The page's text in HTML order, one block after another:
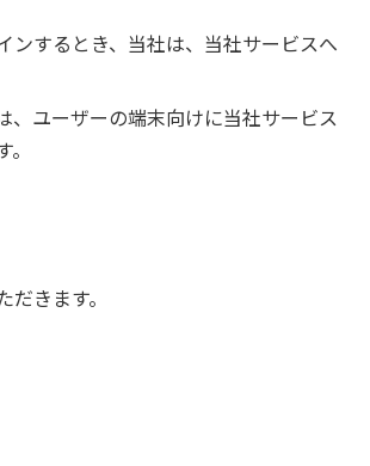
ンするとき、当社は、当社サービスへ
、ユーザーの端末向けに当社サービス
きます。